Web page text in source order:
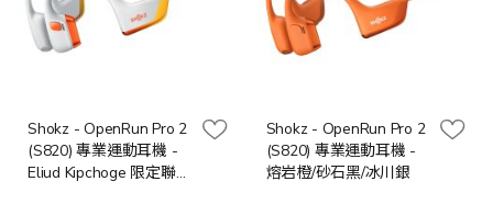
Shokz - OpenRun Pro 2
(S820) 專業運動耳機 -
Eliud Kipchoge 限定聯乘
Shokz - OpenRun Pro 2
(S820) 專業運動耳機 -
熔岩橙/砂石黑/冰川銀